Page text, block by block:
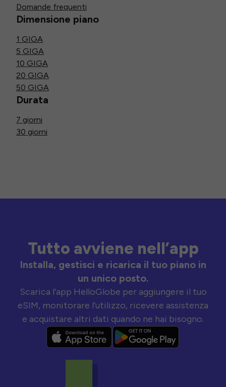
Domande frequenti
Dimensione piano
1 GIGA
5 GIGA
10 GIGA
20 GIGA
50 GIGA
Durata
7 giorni
30 giorni
Tutto avviene nell’app
Installa, gestisci e ricarica il tuo piano in
un unico posto.
Scarica l’app HelloGlobe per aggiungere il tuo
eSIM, monitorare l’utilizzo, ricevere assistenza
e acquistare altri dati quando ne hai bisogno.